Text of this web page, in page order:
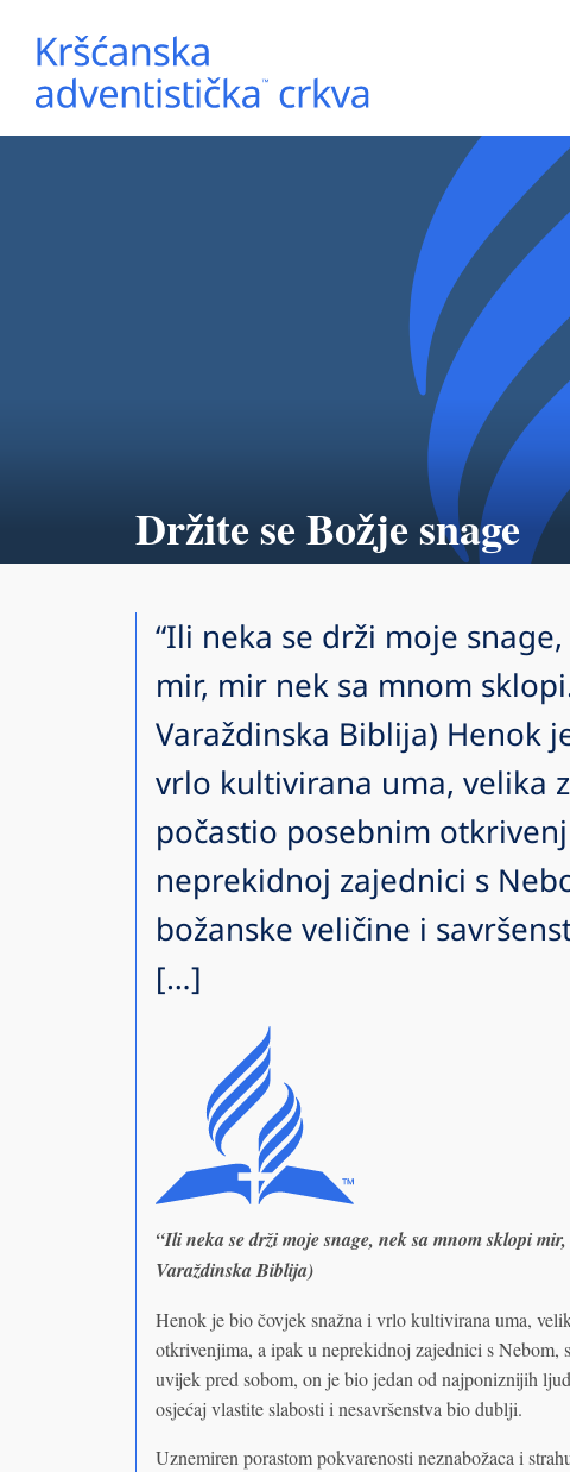
Držite se Božje snage
“Ili neka se drži moje
mir, mir nek sa mnom
Varaždinska Biblija) Henok
vrlo kultivirana uma, velika
počastio posebnim
neprekidnoj zajednici s
božanske veličine i
[…]
“Ili neka se drži moje snage, nek sa mnom sklopi
Varaždinska Biblija)
Henok je bio čovjek snažna i vrlo kultivirana uma,
otkrivenjima, a ipak u neprekidnoj zajednici s Nebom,
uvijek pred sobom, on je bio jedan od najponiznijih
osjećaj vlastite slabosti i nesavršenstva bio dublji.
Uznemiren porastom pokvarenosti neznabožaca i